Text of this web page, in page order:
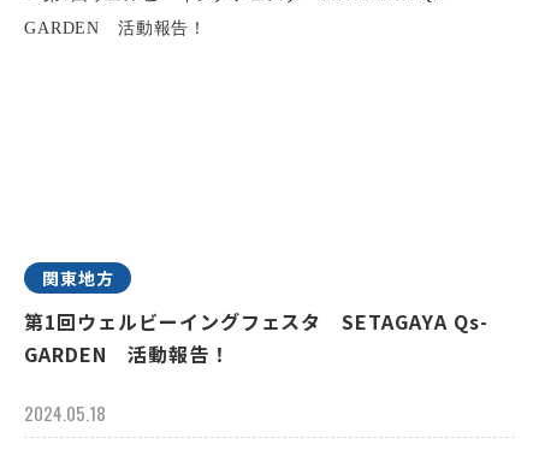
関東地方
第1回ウェルビーイングフェスタ SETAGAYA Qs-
GARDEN 活動報告！
2024.05.18